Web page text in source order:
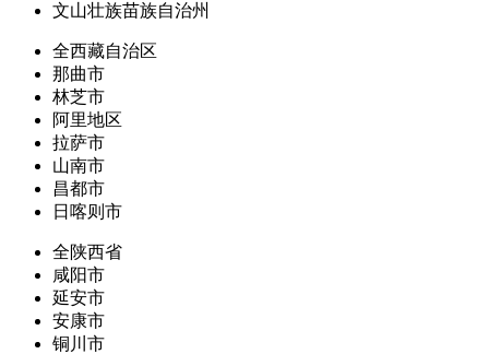
文山壮族苗族自治州
全西藏自治区
那曲市
林芝市
阿里地区
拉萨市
山南市
昌都市
日喀则市
全陕西省
咸阳市
延安市
安康市
铜川市